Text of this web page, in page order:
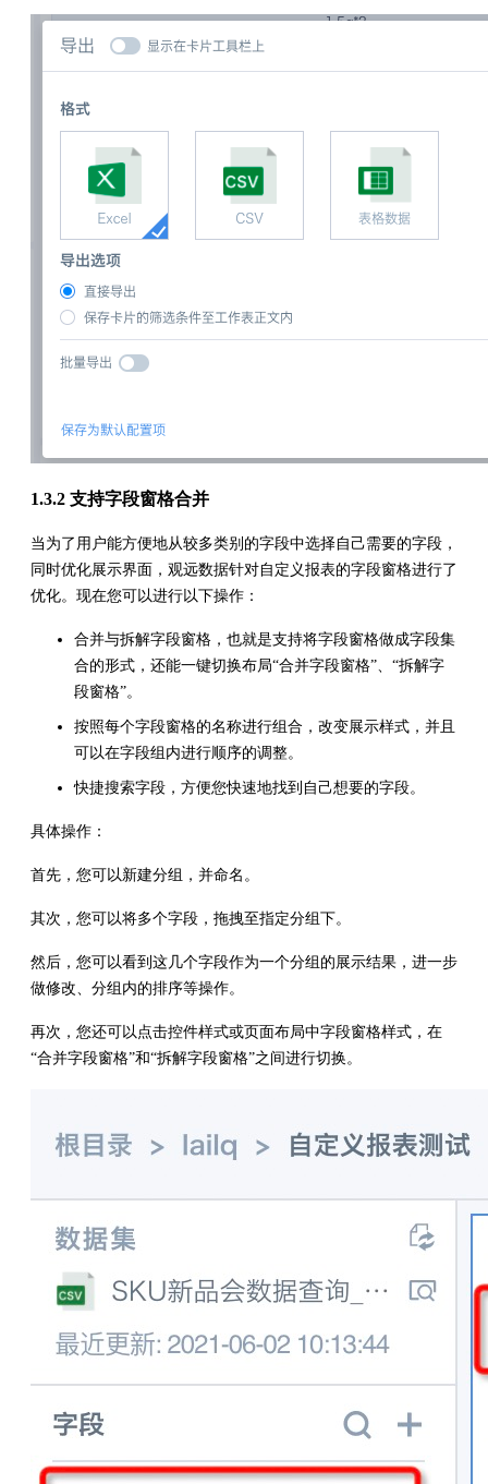
1.3.2 支持字段窗格合并
当为了用户能方便地从较多类别的字段中选择自己需要的字段，
同时优化展示界面，观远数据针对自定义报表的字段窗格进行了
优化。现在您可以进行以下操作：
合并与拆解字段窗格，也就是支持将字段窗格做成字段集
合的形式，还能一键切换布局“合并字段窗格”、“拆解字
段窗格”。
按照每个字段窗格的名称进行组合，改变展示样式，并且
可以在字段组内进行顺序的调整。
快捷搜索字段，方便您快速地找到自己想要的字段。
具体操作：
首先，您可以新建分组，并命名。
其次，您可以将多个字段，拖拽至指定分组下。
然后，您可以看到这几个字段作为一个分组的展示结果，进一步
做修改、分组内的排序等操作。
再次，您还可以点击控件样式或页面布局中字段窗格样式，在
“合并字段窗格”和“拆解字段窗格”之间进行切换。